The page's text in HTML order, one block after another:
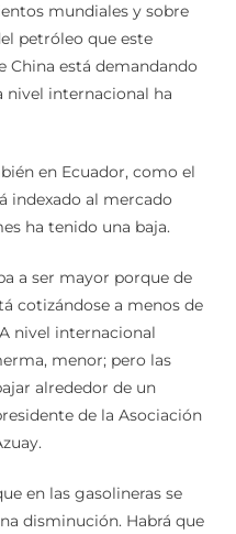
mundiales y sobre
petróleo que este
China está demandando
nivel internacional ha
en Ecuador, como el
indexado al mercado
ha tenido una baja.
a ser mayor porque de
cotizándose a menos de
nivel internacional
menor; pero las
alrededor de un
de la Asociación
en las gasolineras se
disminución. Habrá que